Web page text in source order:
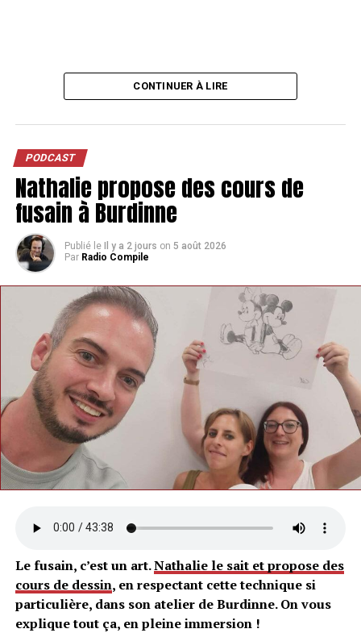
CONTINUER À LIRE
PODCAST
Nathalie propose des cours de
fusain à Burdinne
Publié le Il y a 2 jours on 5 août 2026
Par Radio Compile
Le fusain, c’est un art.Nathalie le sait et propose des
cours de dessin, en respectant cette technique si
particulière, dans son atelier de Burdinne. On vous
explique tout ça, en pleine immersion !